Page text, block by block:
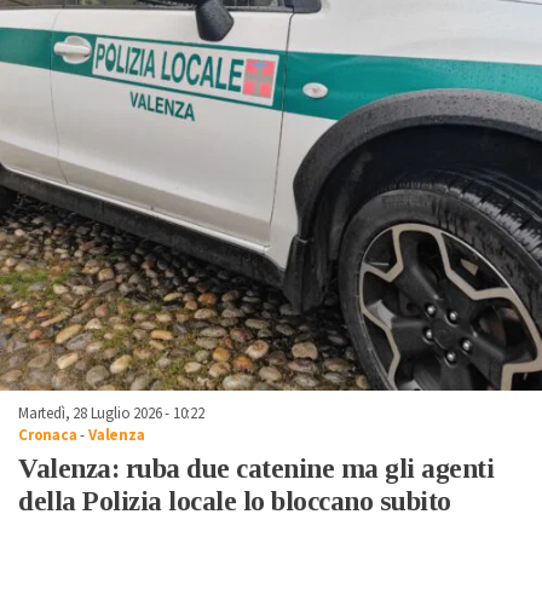
Martedì, 28 Luglio 2026 - 10:22
Cronaca-Valenza
Valenza: ruba due catenine ma gli agenti
della Polizia locale lo bloccano subito